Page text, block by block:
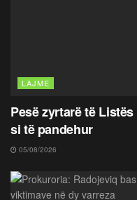
LAJME
Pesë zyrtarë të
si të pandehur
05/08/2026